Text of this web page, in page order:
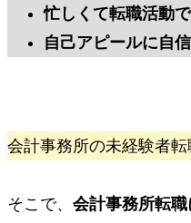
忙しくて転職活動
自己アピールに自
会計事務所の未経験者転
そこで、 会計事務所転職